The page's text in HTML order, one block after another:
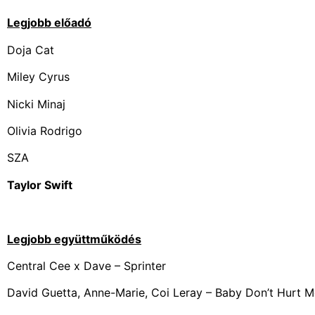
Legjobb előadó
Doja Cat
Miley Cyrus
Nicki Minaj
Olivia Rodrigo
SZA
Taylor Swift
Legjobb együttműködés
Central Cee x Dave – Sprinter
David Guetta, Anne-Marie, Coi Leray – Baby Don’t Hurt